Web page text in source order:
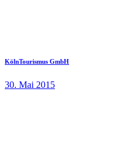
KölnTourismus GmbH
30. Mai 2015